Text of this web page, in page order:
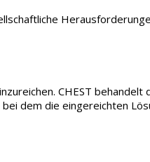
CHEST behandelt
dem die eingereichten